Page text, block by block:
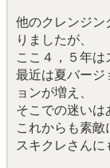
他のクレンジン
りましたが、
ここ４，５年は
最近は夏バージ
ョンが増え、
そこでの迷いは
これからも素敵
スキクレさんに